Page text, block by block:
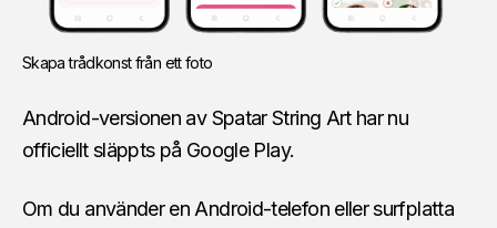
Skapa trådkonst från ett foto
Android-versionen av Spatar String Art har nu
officiellt släppts på Google Play.
Om du använder en Android-telefon eller surfplatta